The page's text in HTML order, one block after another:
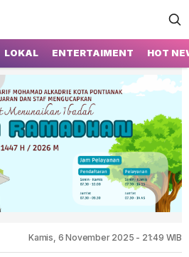
Pontianak
LOKAL ENTERTAIMENT HOT
Kamis, 6 November 2025 - 21:49 WIB